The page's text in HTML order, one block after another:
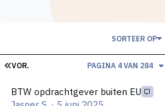
EERSTE PAGINA
VOR. PAGINA 4 VAN 284
SORTEER OP
BTW opdrachtgever buiten EU